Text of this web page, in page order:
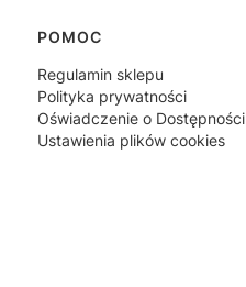
POMOC
Regulamin sklepu
Polityka prywatności
Oświadczenie o Dostępności
Ustawienia plików cookies